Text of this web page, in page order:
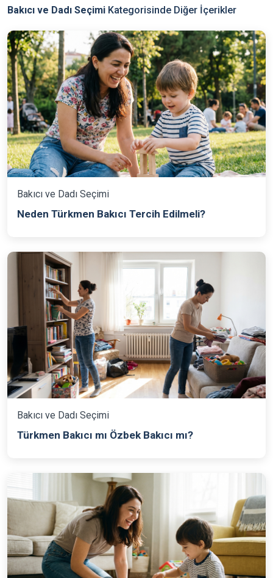
Bakıcı ve Dadı Seçimi Kategorisinde Diğer İçerikler
Bakıcı ve Dadı Seçimi
Neden Türkmen Bakıcı Tercih Edilmeli?
Bakıcı ve Dadı Seçimi
Türkmen Bakıcı mı Özbek Bakıcı mı?